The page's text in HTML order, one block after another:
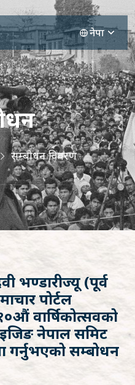
नेपा
सम्बोधन विवरण
भण्डारीज्यू (पूर्व
पोर्टल
वार्षिकोत्सवको
नेपाल समिट
गर्नुभएको सम्बोधन